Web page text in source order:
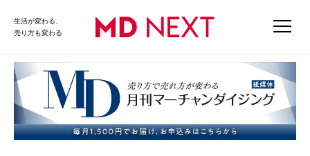
生活が変わる、
売り方も変わる